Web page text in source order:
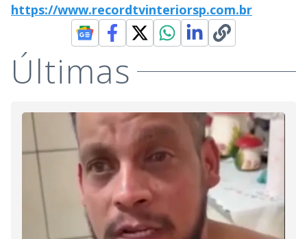
https://www.recordtvinteriorsp.com.br
Últimas